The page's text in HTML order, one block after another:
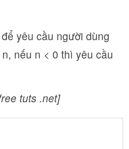
yêu cầu người dùng
nếu n < 0 thì yêu cầu
tuts .net]